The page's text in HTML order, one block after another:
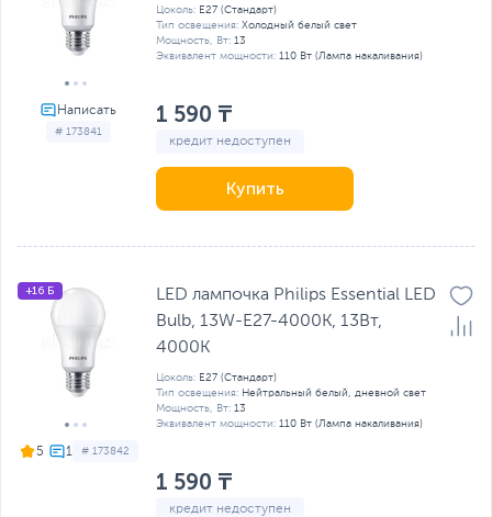
# 173841
Цоколь: E27 (Стандарт)
Тип освещения: Холодный белый свет
Мощность, Вт: 13
Эквивалент мощности: 110 Вт (Лампа накаливания)
1 590 ₸
кредит недоступен
Купить
5 # 173842
+16 Б
LED лампочка Philips Essential LED
Bulb, 13W-E27-4000K, 13Вт,
4000К
Цоколь: E27 (Стандарт)
Тип освещения: Нейтральный белый, дневной свет
Мощность, Вт: 13
Эквивалент мощности: 110 Вт (Лампа накаливания)
1 590 ₸
кредит недоступен